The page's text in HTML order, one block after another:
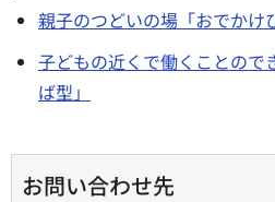
親子のつどいの場「おでかけ
子どもの近くで働くことので
ば型」
お問い合わせ先